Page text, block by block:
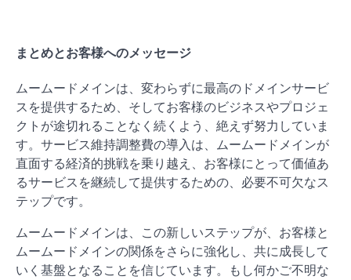
まとめとお客様へのメッセージ
ムームードメインは、変わらずに最高のドメインサービ
スを提供するため、そしてお客様のビジネスやプロジェ
クトが途切れることなく続くよう、絶えず努力していま
す。サービス維持調整費の導入は、ムームードメインが
直面する経済的挑戦を乗り越え、お客様にとって価値あ
るサービスを継続して提供するための、必要不可欠なス
テップです。
ムームードメインは、この新しいステップが、お客様と
ムームードメインの関係をさらに強化し、共に成長して
いく基盤となることを信じています。もし何かご不明な